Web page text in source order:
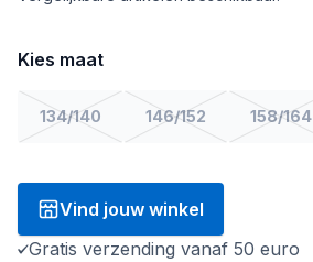
Kies maat
134/140 146/152 158/164
Vind jouw winkel
Gratis verzending vanaf 50 euro